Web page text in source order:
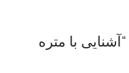
آشنایی با متره